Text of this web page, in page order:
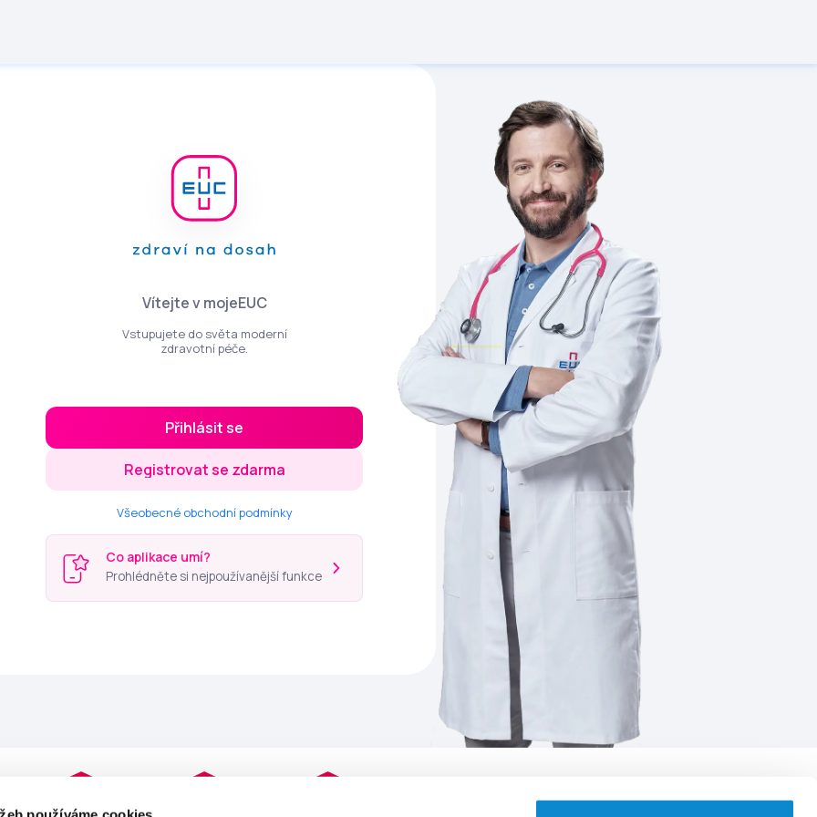
Vítejte v mojeEUC
Vstupujete do světa moderní
zdravotní péče.
Přihlásit se
Registrovat se zdarma
Všeobecné obchodní podmínky
Co aplikace umí?
Prohlédněte si nejpoužívanější funkce